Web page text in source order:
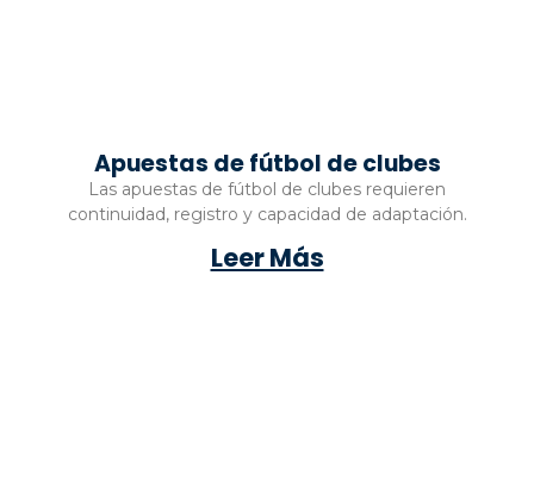
Apuestas de fútbol de clubes
Las apuestas de fútbol de clubes requieren
continuidad, registro y capacidad de adaptación.
Leer Más